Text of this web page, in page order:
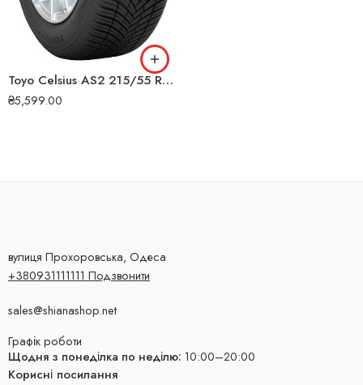
Toyo Celsius AS2 215/55 R17 98W XL всесезонна шина
₴5,599.00
вулиця Прохоровська, Одеса
+380931111111 Подзвонити
sales@shianashop.net
Графік роботи
Щодня з понеділка по неділю: 10:00–20:00
Корисні посилання